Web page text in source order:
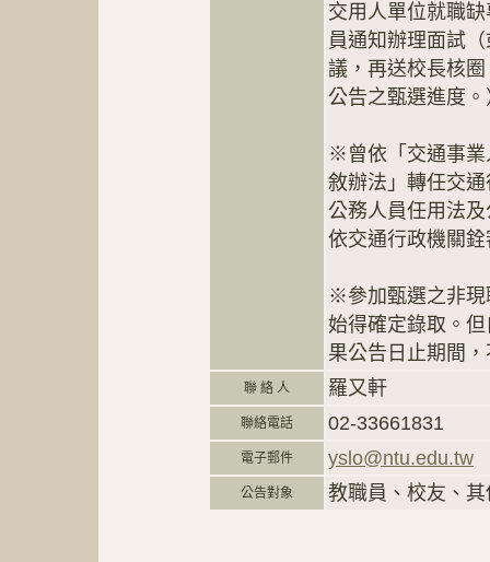
交用人單位就職
員通知辦理面試
議，再送校長核
公告之甄選進度。
※曾依「交通事業
敘辦法」轉任交
公務人員任用法
依交通行政機關
※參加甄選之非現
始得確定錄取。
果公告日止期間
聯 絡 人 羅又軒
聯絡電話 02-33661831
電子郵件 yslo@ntu.edu.tw
公告對象 教職員、校友、其